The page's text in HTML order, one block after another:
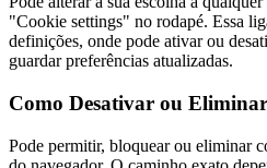
"Cookie settings" no rodapé. Essa
definições, onde pode ativar ou
guardar preferências atualizadas.
Como Desativar ou
Pode permitir, bloquear ou eliminar